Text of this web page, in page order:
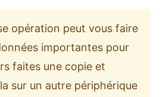
opération peut vous faire
importantes pour
faites une copie et
sur un autre périphérique